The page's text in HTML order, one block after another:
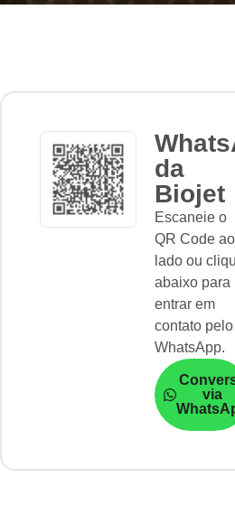
da
Biojet
Escaneie o
QR Code ao
lado ou
abaixo para
entrar em
contato pelo
WhatsApp.
via